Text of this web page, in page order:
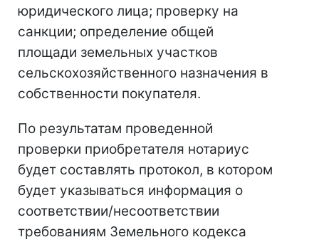
юридического лица; проверку на
санкции; определение общей
площади земельных участков
сельскохозяйственного назначения в
собственности покупателя.
По результатам проведенной
проверки приобретателя нотариус
будет составлять протокол, в котором
будет указываться информация о
соответствии/несоответствии
требованиям Земельного кодекса